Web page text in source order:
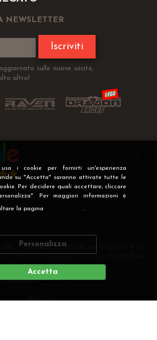
i cookie per fornirti un'esperienza
su "Accetta" saranno attivate tutte le
Per decidere quali accettare, cliccare
Per maggiori informazioni è
la pagina .
Personalizza
Accetta
NEWSLETTER
Iscriviti
sulle nuove uscite,
altro!
parole
- Via Fanin 30, 40026 Imola (BO) - P.Iva
i.v
DEVELOPERCREATIVE WEB
Privacy